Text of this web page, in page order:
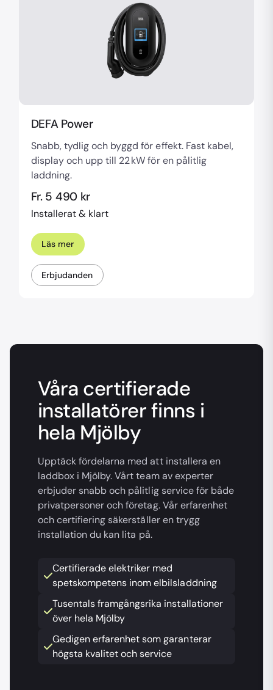
DEFA Power
Snabb, tydlig och byggd för effekt. Fast kabel,
display och upp till 22 kW för en pålitlig
laddning.
Fr. 5 490 kr
Installerat & klart
Läs mer
Erbjudanden
Våra certifierade
installatörer finns i
hela Mjölby
Upptäck fördelarna med att installera en
laddbox i Mjölby. Vårt team av experter
erbjuder snabb och pålitlig service för både
privatpersoner och företag. Vår erfarenhet
och certifiering säkerställer en trygg
installation du kan lita på.
Certifierade elektriker med
spetskompetens inom elbilsladdning
Tusentals framgångsrika installationer
över hela Mjölby
Gedigen erfarenhet som garanterar
högsta kvalitet och service